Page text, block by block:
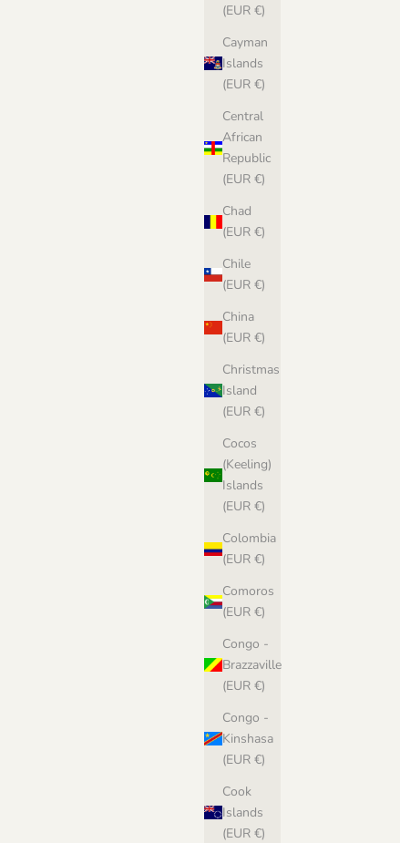
(EUR €)
Cayman
Islands
(EUR €)
Central
African
Republic
(EUR €)
Chad
(EUR €)
Chile
(EUR €)
China
(EUR €)
Christmas
Island
(EUR €)
Cocos
(Keeling)
Islands
(EUR €)
Colombia
(EUR €)
Comoros
(EUR €)
Congo -
Brazzaville
(EUR €)
Congo -
Kinshasa
(EUR €)
Cook
Islands
(EUR €)